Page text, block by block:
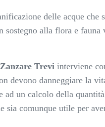
delle acque che
alla flora e
Trevi interviene
devono danneggiare la
un calcolo della
sia comunque utile per